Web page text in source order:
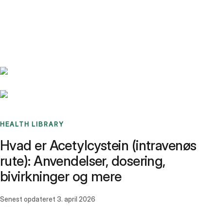
HEALTH LIBRARY
Hvad er Acetylcystein (intravenøs
rute): Anvendelser, dosering,
bivirkninger og mere
Senest opdateret 3. april 2026